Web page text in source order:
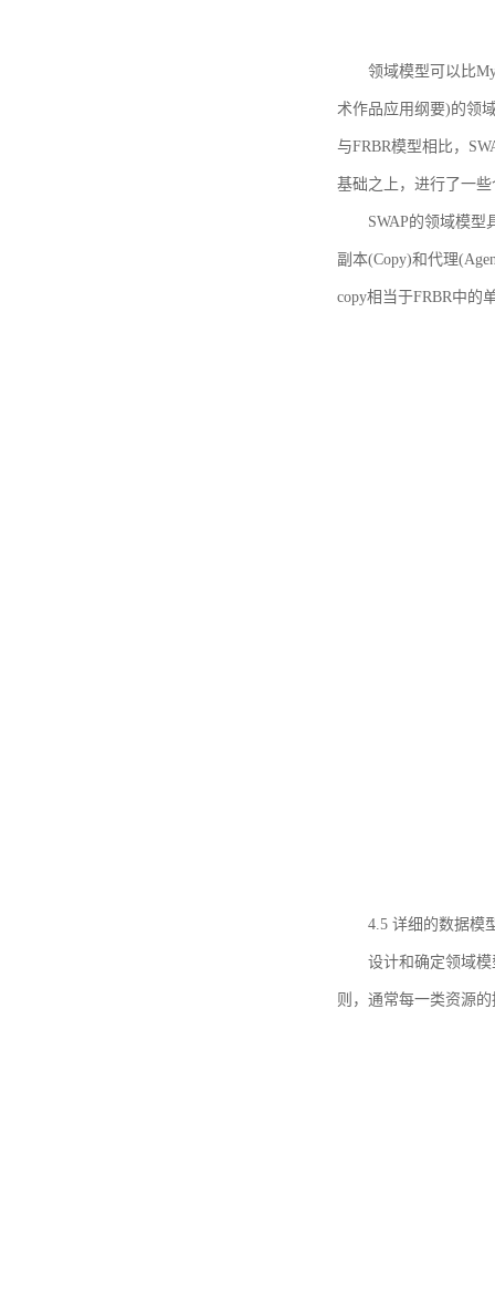
领域模型可以比
术作品应用纲要)的领
与FRBR模型相比，
基础之上，进行了一
SWAP的领域模型
副本(Copy)和代理
copy相当于FRBR中的
4.5 详细的数据模
设计和确定领域
则，通常每一类资源